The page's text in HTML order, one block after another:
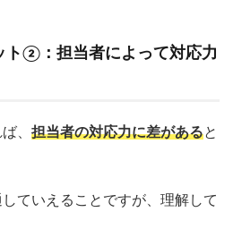
ト②：担当者によって対応力
、 担当者の対応力に差があると
ていえることですが、理解して